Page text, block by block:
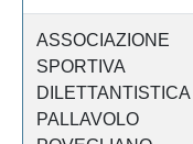
ASSOCIAZIONE
SPORTIVA
DILETTANTISTICA
PALLAVOLO